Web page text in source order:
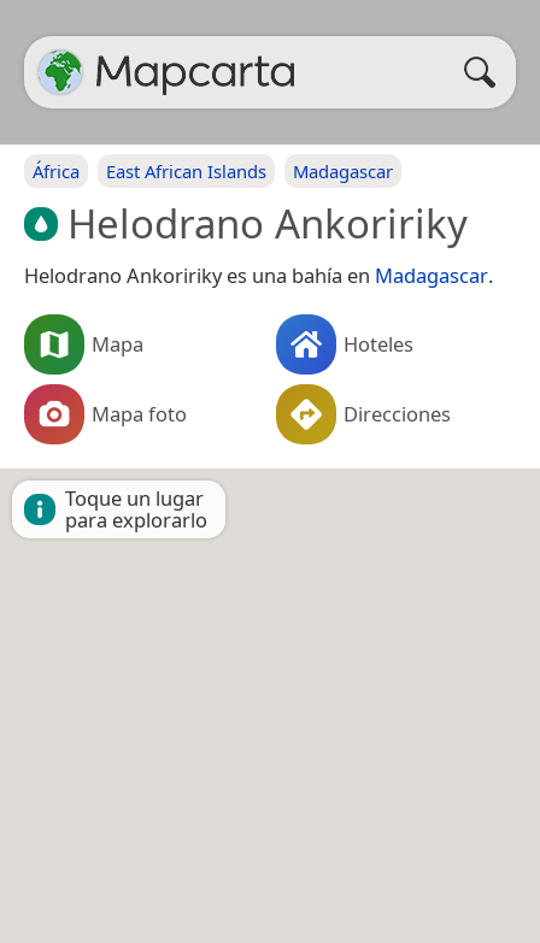
África East African Islands Madagascar
Helodrano Ankoririky
Helodrano Ankoririky es una bahía en Madagascar.
Mapa Hoteles
Mapa foto Direcciones
Toque un lugar
para explorarlo